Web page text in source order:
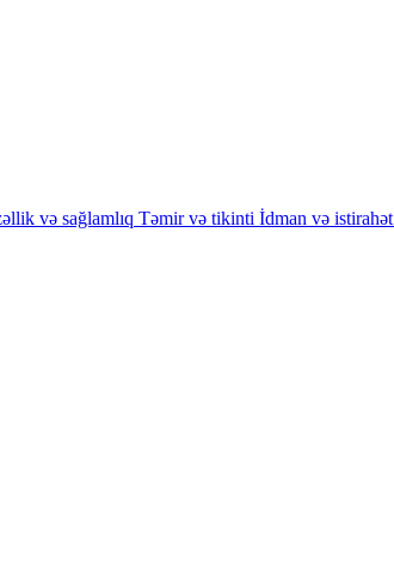
və sağlamlıq Təmir və tikinti İdman və istirahət